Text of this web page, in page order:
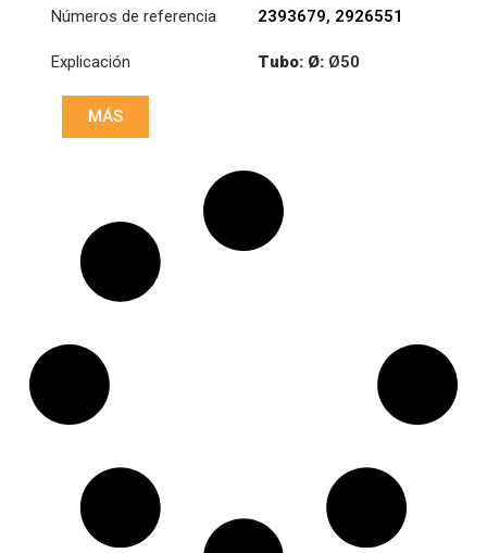
Números de referencia 2393679, 2926551
Explicación Tubo: Ø: Ø50
MÁS